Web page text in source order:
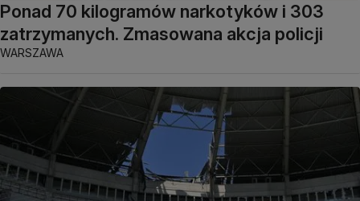
Ponad 70 kilogramów narkotyków i 303
zatrzymanych. Zmasowana akcja policji
WARSZAWA